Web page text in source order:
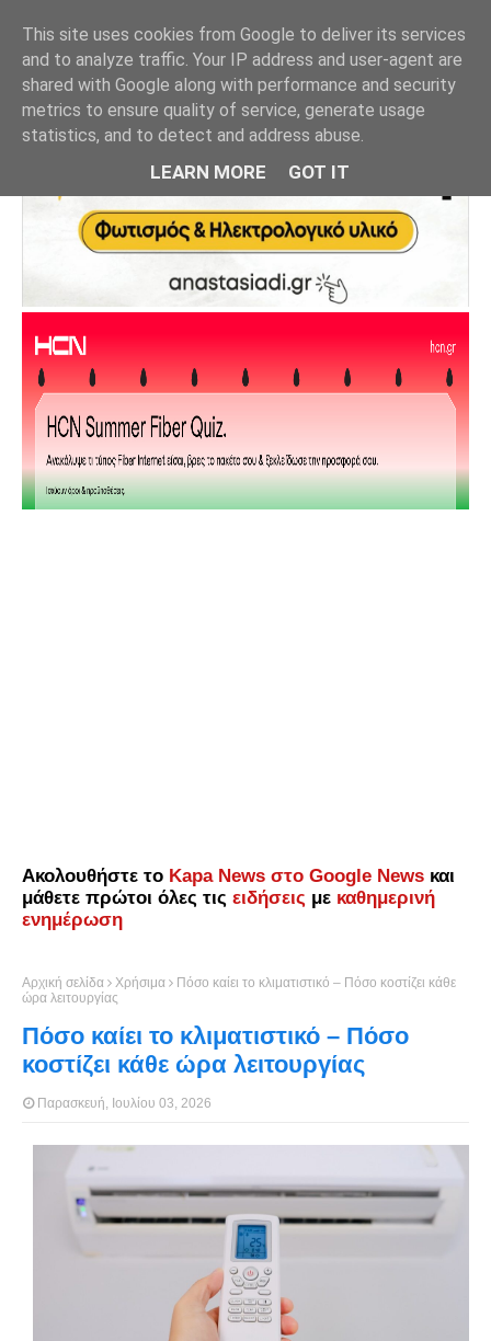
Ακολουθήστε το Kapa News στο Google News και
μάθετε πρώτοι όλες τις ειδήσεις με καθημερινή
ενημέρωση
Αρχική σελίδα Χρήσιμα
Πόσο καίει το κλιματιστικό – Πόσο κοστίζει κάθε
ώρα λειτουργίας
Πόσο καίει το κλιματιστικό – Πόσο
κοστίζει κάθε ώρα λειτουργίας
Παρασκευή, Ιουλίου 03, 2026
This site uses cookies from Google to deliver its services
and to analyze traffic. Your IP address and user-agent are
shared with Google along with performance and security
metrics to ensure quality of service, generate usage
statistics, and to detect and address abuse.
LEARN MORE GOT IT